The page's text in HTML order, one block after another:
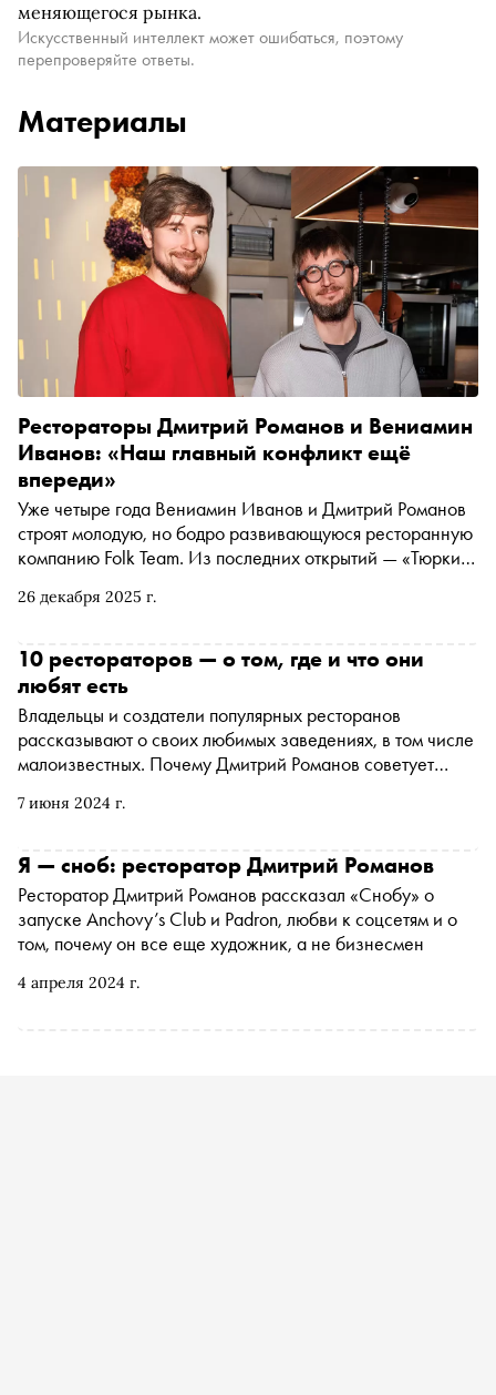
меняющегося рынка.
Искусственный интеллект может ошибаться, поэтому
перепроверяйте ответы.
Материалы
26 декабря 2025 г.
Рестораторы Дмитрий Романов и Вениамин
Иванов: «Наш главный конфликт ещё
впереди»
Уже четыре года Вениамин Иванов и Дмитрий Романов
строят молодую, но бодро развивающуюся ресторанную
компанию Folk Team. Из последних открытий — «Тюрки
ресторан Padron на десятой строчке гастрономической
Макуш встретилась с рестораторами и поговорила с
ними о ситуации на ресторанном рынке в России,
чистом вкусе, эмоциональном управлении,
человеческом капитале и проверке большими деньгами
7 июня 2024 г.
10 рестораторов — о том, где и что они
любят есть
Владельцы и создатели популярных ресторанов
рассказывают о своих любимых заведениях, в том числе
малоизвестных. Почему Дмитрий Романов советует
жалко, где завтракает, обедает и ужинает Александр
Ламберти — читайте в подборке «Сноба»
4 апреля 2024 г.
Я — сноб: ресторатор Дмитрий Романов
Ресторатор Дмитрий Романов рассказал «Снобу» о
запуске Anchovy’s Club и Padron, любви к соцсетям и о
том, почему он все еще художник, а не бизнесмен